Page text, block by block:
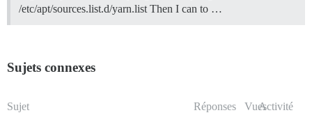
/etc/apt/sources.list.d/yarn.list Then I can to …
Sujets connexes
Sujet Réponses VuesActivité